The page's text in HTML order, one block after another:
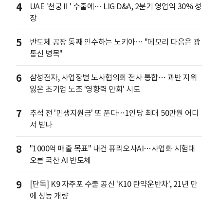
4
UAE '천궁Ⅱ' 수출에… LIG D&A, 2분기 영업익 30% 성
장
5
반도체 공장 통째 인수하는 노키아… "메모리 다음은 광
통신 병목"
6
삼성전자, 사업장별 노사협의회 전사 통합… 과반 지위
잃은 초기업 노조 '영향력 만회' 시도
7
추석 전 '민생지원금' 또 푼다…1인당 최대 50만원 어디
서 받나
8
"1000억 매출 목표" 내건 퓨리오사AI…사업화 시험대
오른 국산 AI 반도체
9
[단독] K9 자주포 수출 공신 'K10 탄약운반차', 21년 만
에 성능 개량